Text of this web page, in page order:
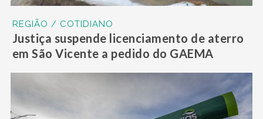
REGIÃO / COTIDIANO
Justiça suspende licenciamento de aterro
em São Vicente a pedido do GAEMA